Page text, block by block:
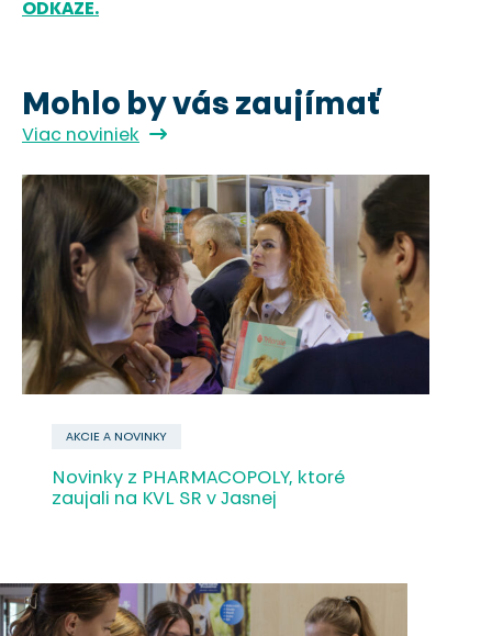
ODKAZE.
Mohlo by vás zaujímať
Viac noviniek
AKCIE A NOVINKY
Novinky z PHARMACOPOLY, ktoré
zaujali na KVL SR v Jasnej